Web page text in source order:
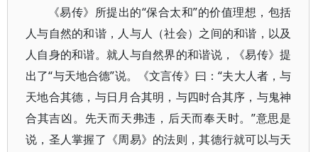
《易传》所提出的“保合太和”的价值理想，包括
人与自然的和谐，人与人（社会）之间的和谐，以及
人自身的和谐。就人与自然界的和谐说，《易传》提
出了“与天地合德”说。《文言传》曰：“夫大人者，与
天地合其德，与日月合其明，与四时合其序，与鬼神
合其吉凶。先天而天弗违，后天而奉天时。”意思是
说，圣人掌握了《周易》的法则，其德行就可以与天